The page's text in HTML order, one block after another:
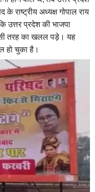
के राष्ट्रीय अध्यक्ष गोपाल राय
उत्तर प्रदेश की भाजपा
तरह का खलल पड़े। यह
हो चुका है।